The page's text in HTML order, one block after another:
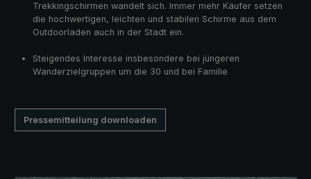
Trekkingschirmen wandelt sich. Immer mehr Käufer setzen
die hochwertigen, leichten und stabilen Schirme aus dem
Outdoorladen auch in der Stadt ein.
Steigendes Interesse insbesondere bei jüngeren
Wanderzielgruppen um die 30 und bei Familie
Pressemitteilung downloaden